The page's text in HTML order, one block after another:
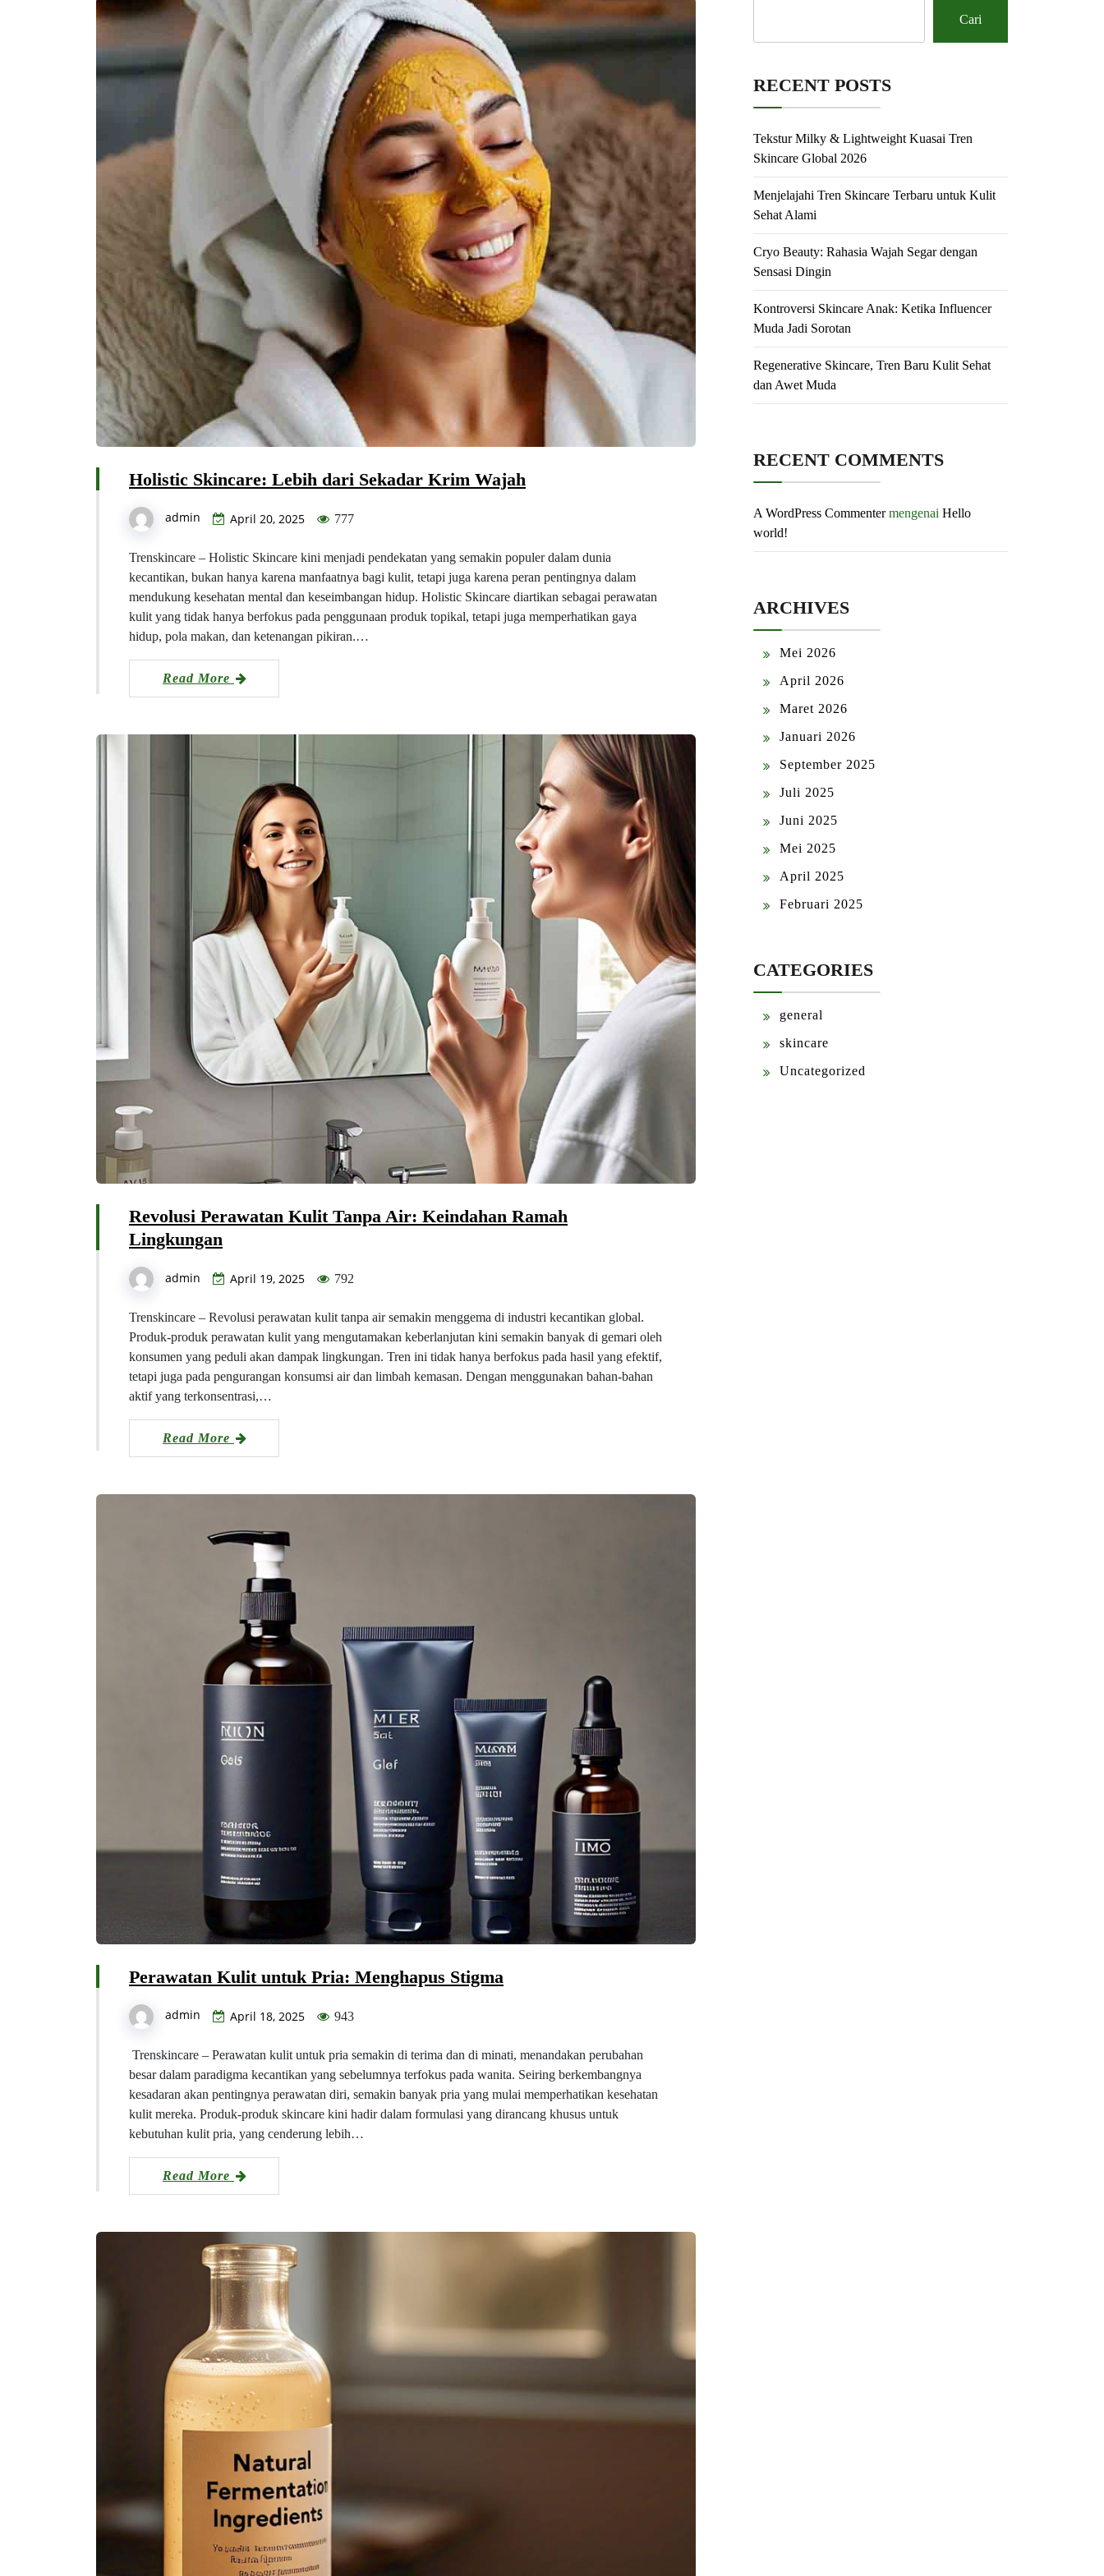
Holistic Skincare: Lebih dari Sekadar Krim Wajah
admin April 20, 2025 777
Trenskincare – Holistic Skincare kini menjadi pendekatan yang semakin populer dalam dunia
kecantikan, bukan hanya karena manfaatnya bagi kulit, tetapi juga karena peran pentingnya dalam
mendukung kesehatan mental dan keseimbangan hidup. Holistic Skincare diartikan sebagai perawatan
kulit yang tidak hanya berfokus pada penggunaan produk topikal, tetapi juga memperhatikan gaya
hidup, pola makan, dan ketenangan pikiran.…
Read More
Revolusi Perawatan Kulit Tanpa Air: Keindahan Ramah
Lingkungan
admin April 19, 2025 792
Trenskincare – Revolusi perawatan kulit tanpa air semakin menggema di industri kecantikan global.
Produk-produk perawatan kulit yang mengutamakan keberlanjutan kini semakin banyak di gemari oleh
konsumen yang peduli akan dampak lingkungan. Tren ini tidak hanya berfokus pada hasil yang efektif,
tetapi juga pada pengurangan konsumsi air dan limbah kemasan. Dengan menggunakan bahan-bahan
aktif yang terkonsentrasi,…
Read More
Perawatan Kulit untuk Pria: Menghapus Stigma
admin April 18, 2025 943
Trenskincare – Perawatan kulit untuk pria semakin di terima dan di minati, menandakan perubahan
besar dalam paradigma kecantikan yang sebelumnya terfokus pada wanita. Seiring berkembangnya
kesadaran akan pentingnya perawatan diri, semakin banyak pria yang mulai memperhatikan kesehatan
kulit mereka. Produk-produk skincare kini hadir dalam formulasi yang dirancang khusus untuk
kebutuhan kulit pria, yang cenderung lebih…
Read More
Cari
RECENT POSTS
Tekstur Milky & Lightweight Kuasai Tren
Skincare Global 2026
Menjelajahi Tren Skincare Terbaru untuk Kulit
Sehat Alami
Cryo Beauty: Rahasia Wajah Segar dengan
Sensasi Dingin
Kontroversi Skincare Anak: Ketika Influencer
Muda Jadi Sorotan
Regenerative Skincare, Tren Baru Kulit Sehat
dan Awet Muda
RECENT COMMENTS
A WordPress Commentermengenai Hello
world!
ARCHIVES
Mei 2026
April 2026
Maret 2026
Januari 2026
September 2025
Juli 2025
Juni 2025
Mei 2025
April 2025
Februari 2025
CATEGORIES
general
skincare
Uncategorized